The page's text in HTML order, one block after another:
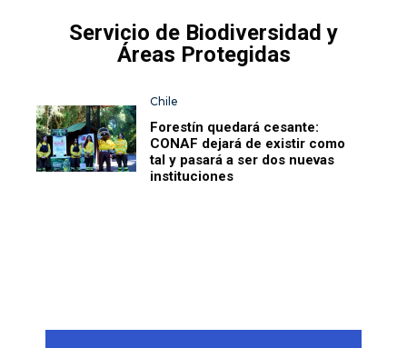
Servicio de Biodiversidad y
Áreas Protegidas
Chile
Forestín quedará cesante:
CONAF dejará de existir como
tal y pasará a ser dos nuevas
instituciones